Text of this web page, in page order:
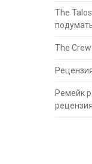
The
The
Ремейк
рецензия